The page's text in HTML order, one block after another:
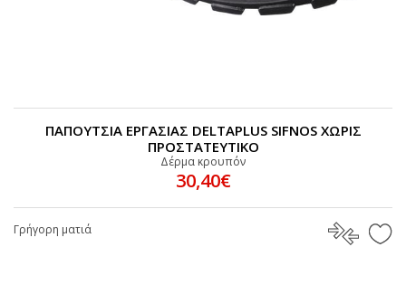
ΠΑΠΟΥΤΣΙΑ ΕΡΓΑΣΙΑΣ DELTAPLUS SIFNOS ΧΩΡΙΣ
ΠΡΟΣΤΑΤΕΥΤΙΚΟ
Δέρμα κρουπόν
30,40€
Γρήγορη ματιά